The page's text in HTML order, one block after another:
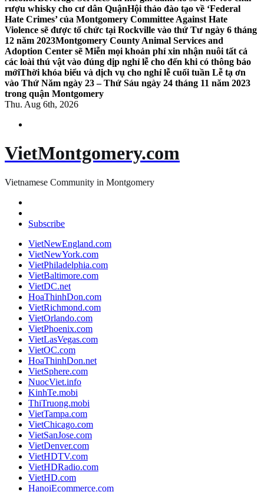
rượu whisky cho cư dân QuậnHội thảo đào tạo về ‘Federal
Hate Crimes’ của Montgomery Committee Against Hate
Violence sẽ được tổ chức tại Rockville vào thứ Tư ngày 6 tháng
12 năm 2023Montgomery County Animal Services and
Adoption Center sẽ Miễn mọi khoản phí xin nhận nuôi tất cả
các loài thú vật vào đúng dịp nghỉ lễ cho đến khi có thông báo
mớiThời khóa biểu và dịch vụ cho nghỉ lễ cuối tuần Lễ tạ ơn
vào Thứ Năm ngày 23 – Thứ Sáu ngày 24 tháng 11 năm 2023
trong quận Montgomery
Thu. Aug 6th, 2026
VietMontgomery.com
Vietnamese Community in Montgomery
Subscribe
VietNewEngland.com
VietNewYork.com
VietPhiladelphia.com
VietBaltimore.com
VietDC.net
HoaThinhDon.com
VietRichmond.com
VietOrlando.com
VietPhoenix.com
VietLasVegas.com
VietOC.com
HoaThinhDon.net
VietSphere.com
NuocViet.info
KinhTe.mobi
ThiTruong.mobi
VietTampa.com
VietChicago.com
VietSanJose.com
VietDenver.com
VietHDTV.com
VietHDRadio.com
VietHD.com
HanoiEcommerce.com